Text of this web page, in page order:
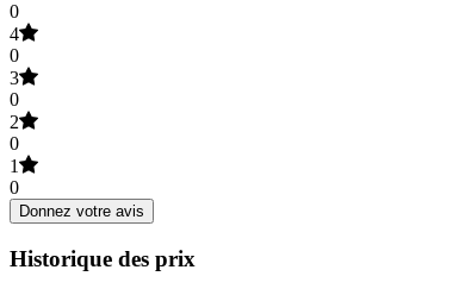
0
4
0
3
0
2
0
1
0
Donnez votre avis
Historique des prix